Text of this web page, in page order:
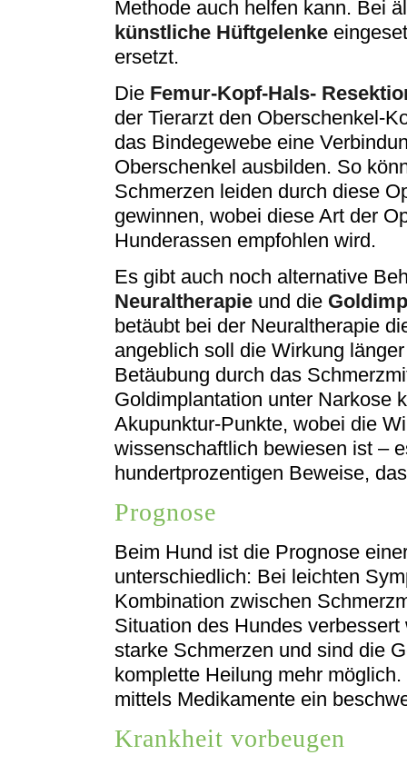
Methode auch helfen kann. Bei
künstliche Hüftgelenke
ersetzt.
Die Femur-Kopf-Hals-
der Tierarzt den Oberschenkel-
das Bindegewebe eine
Oberschenkel ausbilden. So
Schmerzen leiden durch diese
gewinnen, wobei diese Art der
Hunderassen empfohlen wird.
Es gibt auch noch alternative
Neuraltherapie und die
betäubt bei der Neuraltherapie
angeblich soll die Wirkung
Betäubung durch das
Goldimplantation unter Narkose
Akupunktur-Punkte, wobei die
wissenschaftlich bewiesen ist –
hundertprozentigen Beweise,
Prognose
Beim Hund ist die Prognose
unterschiedlich: Bei leichten
Kombination zwischen
Situation des Hundes
starke Schmerzen und sind die
komplette Heilung mehr
mittels Medikamente ein
Krankheit vorbeugen